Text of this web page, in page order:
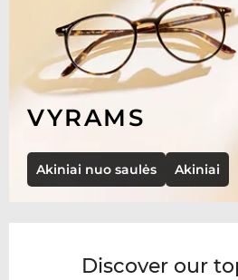
VYRAMS
Akiniai nuo saulės Akiniai
Discover our